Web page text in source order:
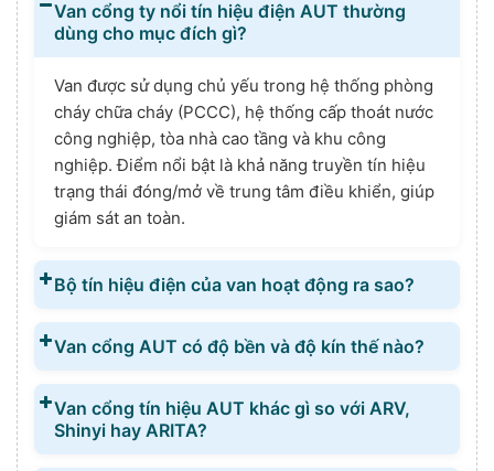
Van cổng ty nổi tín hiệu điện AUT thường
dùng cho mục đích gì?
Van được sử dụng chủ yếu trong hệ thống phòng
cháy chữa cháy (PCCC), hệ thống cấp thoát nước
công nghiệp, tòa nhà cao tầng và khu công
nghiệp. Điểm nổi bật là khả năng truyền tín hiệu
trạng thái đóng/mở về trung tâm điều khiển, giúp
giám sát an toàn.
Bộ tín hiệu điện của van hoạt động ra sao?
Van cổng AUT có độ bền và độ kín thế nào?
Van cổng tín hiệu AUT khác gì so với ARV,
Shinyi hay ARITA?